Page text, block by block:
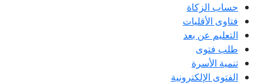
حساب الزكاة
فتاوى الأقليات
التعليم عن بعد
طلب فتوى
تنمية الأسرة
الفتوى الإلكترونية